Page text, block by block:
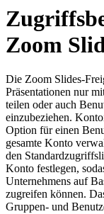
Zoom
Die Zoom Slides-
Präsentationen nur
teilen oder auch
einzubeziehen.
Option für einen
gesamte Konto
den
Konto festlegen,
Unternehmens auf
zugreifen können.
Gruppen- und